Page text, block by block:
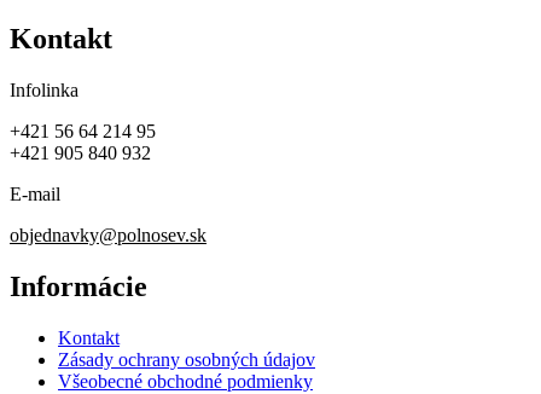
Kontakt
Infolinka
+421 56 64 214 95
+421 905 840 932
E-mail
objednavky@polnosev.sk
Informácie
Kontakt
Zásady ochrany osobných údajov
Všeobecné obchodné podmienky